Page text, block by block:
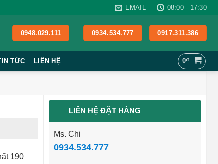
EMAIL 08:00 - 17:30
0948.029.111 0934.534.777 0917.311.386
TỨC LIÊN HỆ 0₫
190
LIÊN HỆ ĐẶT HÀNG
Ms. Chi
0934.534.777